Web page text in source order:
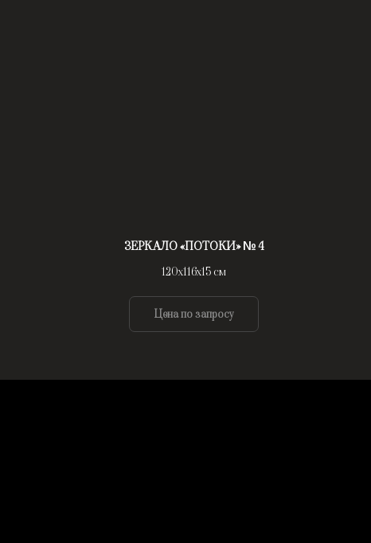
ЗЕРКАЛО «ПОТОКИ» № 4
120х116х15 см
Цена по запросу